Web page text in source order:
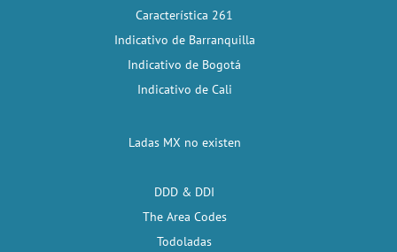
Característica 261
Indicativo de Barranquilla
Indicativo de Bogotá
Indicativo de Cali
Ladas MX no existen
DDD & DDI
The Area Codes
Todoladas